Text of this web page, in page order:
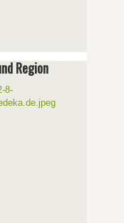
Region